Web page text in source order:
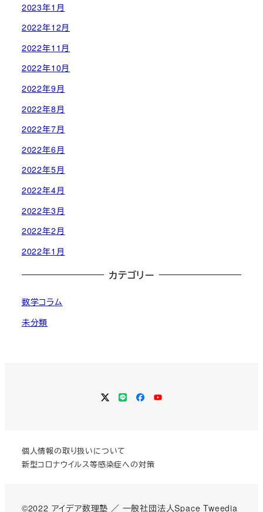
2023年1月
2022年12月
2022年11月
2022年10月
2022年9月
2022年8月
2022年7月
2022年6月
2022年5月
2022年4月
2022年3月
2022年2月
2022年1月
カテゴリー
数学コラム
未分類
Twitter
LINEFacebook
YouTube
個人情報の取り扱いについて
新型コロナウイルス等感染症への対策
©2022 アイデア数理塾 ／ 一般社団法人Space Tweedia